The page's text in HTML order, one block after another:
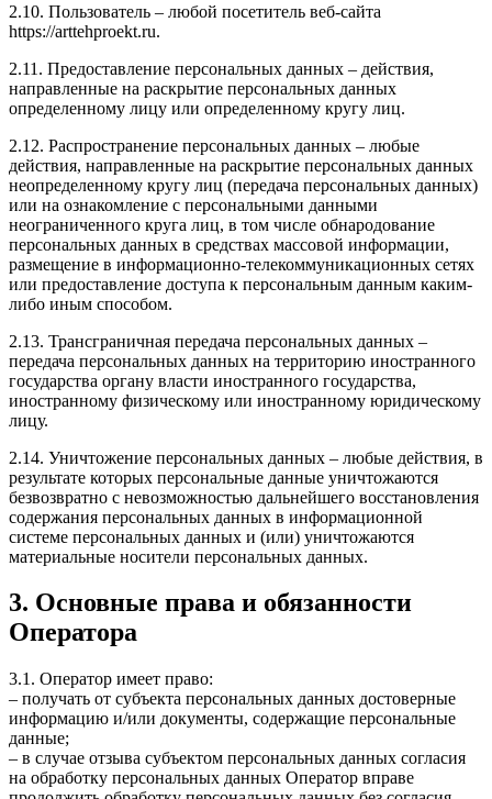
2.10. Пользователь – любой посетитель веб-сайта
https://arttehproekt.ru.
2.11. Предоставление персональных данных – действия,
направленные на раскрытие персональных данных
определенному лицу или определенному кругу лиц.
2.12. Распространение персональных данных – любые
действия, направленные на раскрытие персональных данных
неопределенному кругу лиц (передача персональных данных)
или на ознакомление с персональными данными
неограниченного круга лиц, в том числе обнародование
персональных данных в средствах массовой информации,
размещение в информационно-телекоммуникационных сетях
или предоставление доступа к персональным данным каким-
либо иным способом.
2.13. Трансграничная передача персональных данных –
передача персональных данных на территорию иностранного
государства органу власти иностранного государства,
иностранному физическому или иностранному юридическому
лицу.
2.14. Уничтожение персональных данных – любые действия, в
результате которых персональные данные уничтожаются
безвозвратно с невозможностью дальнейшего восстановления
содержания персональных данных в информационной
системе персональных данных и (или) уничтожаются
материальные носители персональных данных.
3. Основные права и обязанности
Оператора
3.1. Оператор имеет право:
– получать от субъекта персональных данных достоверные
информацию и/или документы, содержащие персональные
данные;
– в случае отзыва субъектом персональных данных согласия
на обработку персональных данных Оператор вправе